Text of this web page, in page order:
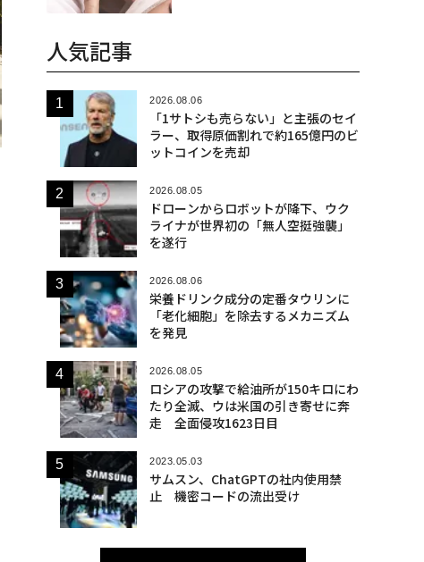
人気記事
2026.08.06
「1サトシも売らない」と主張のセイ
ラー、取得原価割れで約165億円のビ
ットコインを売却
2026.08.05
ドローンからロボットが降下、ウク
ライナが世界初の「無人空挺強襲」
を遂行
2026.08.06
栄養ドリンク成分の定番タウリンに
「老化細胞」を除去するメカニズム
を発見
2026.08.05
ロシアの攻撃で給油所が150キロにわ
たり全滅、ウは米国の引き寄せに奔
走 全面侵攻1623日目
2023.05.03
サムスン、ChatGPTの社内使用禁
止 機密コードの流出受け